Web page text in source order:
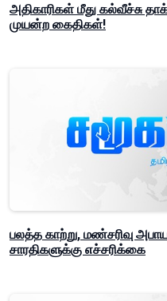
அதிகாரிகள் மீது கல்வீச்சு
முயன்ற கைதிகள்!
பலத்த காற்று, மண்சரிவு
சாரதிகளுக்கு எச்சரிக்கை